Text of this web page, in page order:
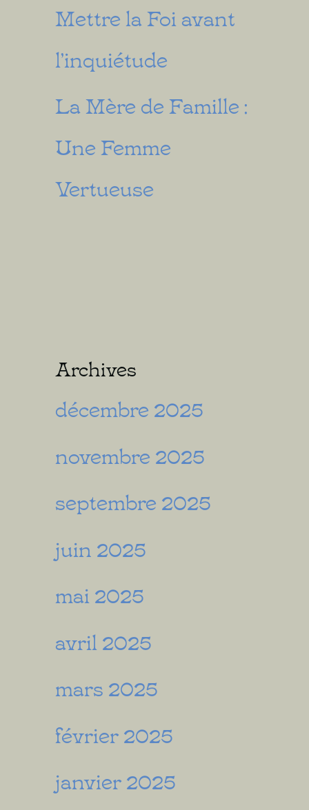
Mettre la Foi avant
l’inquiétude
La Mère de Famille :
Une Femme
Vertueuse
Archives
décembre 2025
novembre 2025
septembre 2025
juin 2025
mai 2025
avril 2025
mars 2025
février 2025
janvier 2025